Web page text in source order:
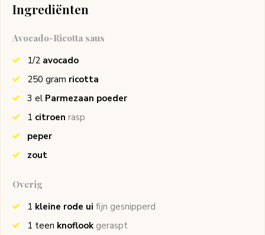
Ingrediënten
Avocado-Ricotta saus
1/2 avocado
250 gram ricotta
3 el Parmezaan poeder
1 citroen rasp
peper
zout
Overig
1 kleine rode ui fijn gesnipperd
1 teen knoflook geraspt